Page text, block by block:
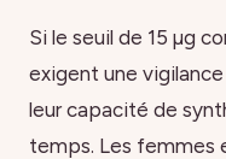
Si le seuil de 15 µg
exigent une
leur capacité de
temps. Les femmes